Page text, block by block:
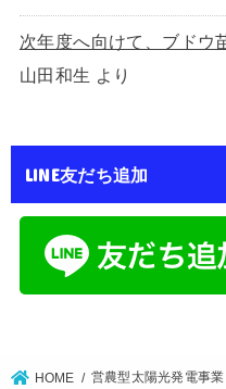
次年度へ向けて、ブドウ
山田和生 より
LINE友だち追加
HOME 営農型太陽光発電事業